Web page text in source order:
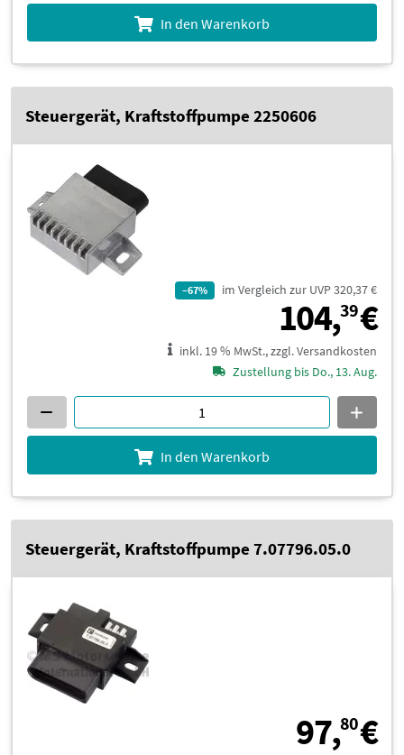
In den Warenkorb
Steuergerät, Kraftstoffpumpe 2250606
–67% im Vergleich zur UVP 320,37 €
104,39€
inkl. 19 % MwSt., zzgl. Versandkosten
Zustellung bis Do., 13. Aug.
In den Warenkorb
Steuergerät, Kraftstoffpumpe 7.07796.05.0
97,80€